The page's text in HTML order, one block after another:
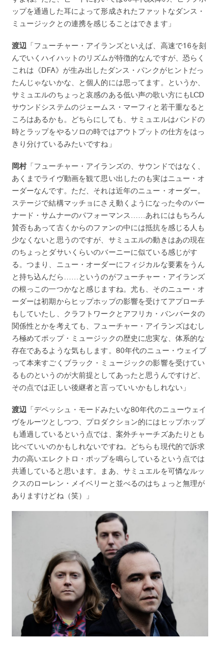
ップを通過した耳によって形成されたファットなダンス・
ミュージックとの連携を感じることはできます」
渡辺 「フューチャー・アイランズといえば、高速で16を刻
んでいくハイハットのリズムが特徴的なんですが、恐らく
これは《DFA》が生み出したダンス・パンクがヒントだっ
たんじゃないかな、と個人的には思ってます。というか、
サミュエルのちょっと哀感のある低い声の歌い方にもLCD
サウンドシステムのジェームス・マーフィと若干重なると
ころはあるかも。どちらにしても、サミュエルはバンドの
時とラップをやるソロの時ではアウトプットの仕方をはっ
きり分けているみたいですね」
岡村「フューチャー・アイランズの、サウンドではなく、
あくまでライヴ動画を観て思い出したのも実はニュー・オ
ーダーなんです。ただ、それは近年のニュー・オーダー。
ステージで結構マッチョにさえ動くようになった今のバー
ナード・サムナーのパフォーマンス……あれにはもちろん
賛否もあって古くからのファンの中には抵抗を感じる人も
少なくないと思うのですが、サミュエルの動きはあの現在
のちょっとダサいくらいのバーニーに似ている感じがす
る。つまり、ニュー・オーダーにフィジカルな要素をうん
と持ち込んだら……というのがフューチャー・アイランズ
の根っこの一つかなと感じますね。尤も、そのニュー・オ
ーダーは初期からヒップホップの影響を受けてアプローチ
もしていたし、クラフトワークとアフリカ・バンバータの
関係性とかを考えても、フューチャー・アイランズはむし
ろ極めてポップ・ミュージックの歴史に忠実な、体系的な
存在であるような気もします。80年代のニュー・ウェイブ
って本来すごくブラック・ミュージックの影響を受けてい
るものというのが大前提としてあったと思うんですけど、
その点では正しい後継者と言っていいかもしれない」
渡辺 「デペッシュ・モードみたいな80年代のニューウェイ
ヴをルーツとしつつ、プロダクション的にはヒップホップ
も通過しているという点では、案外チャーチズあたりとも
比べていいのかもしれないですね。どちらも現代的で訴求
力の高いエレクトロ・ポップを鳴らしているという点では
共通していると思います。まあ、サミュエルを可憐なルッ
クスのローレン・メイベリーと並べるのはちょっと無理が
ありますけどね（笑）」